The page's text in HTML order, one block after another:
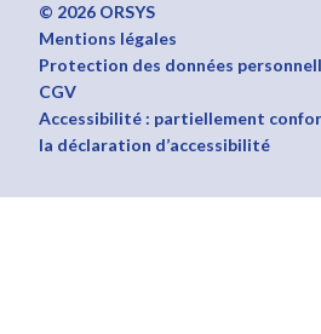
© 2026 ORSYS
Mentions légales
Protection des données
CGV
Accessibilité : partiellement
la déclaration d’accessibilité